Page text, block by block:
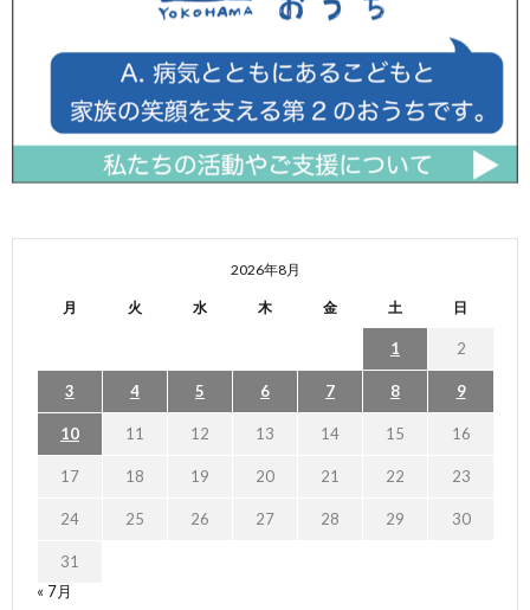
2026年8月
月 火 水 木 金 土 日
1 2
3 4 5 6 7 8 9
10 11 12 13 14 15 16
17 18 19 20 21 22 23
24 25 26 27 28 29 30
31
« 7月